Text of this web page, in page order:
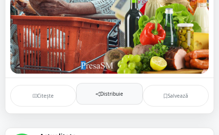
Citește Distribuie Salvează